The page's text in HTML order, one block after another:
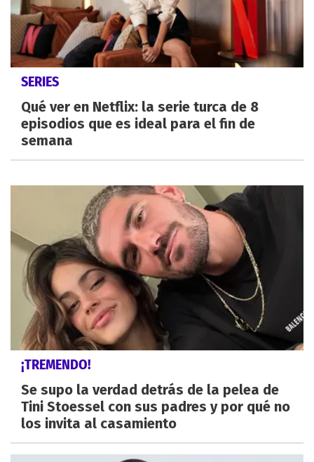
SERIES
Qué ver en Netflix: la serie turca de 8
episodios que es ideal para el fin de
semana
¡TREMENDO!
Se supo la verdad detrás de la pelea de
Tini Stoessel con sus padres y por qué no
los invita al casamiento